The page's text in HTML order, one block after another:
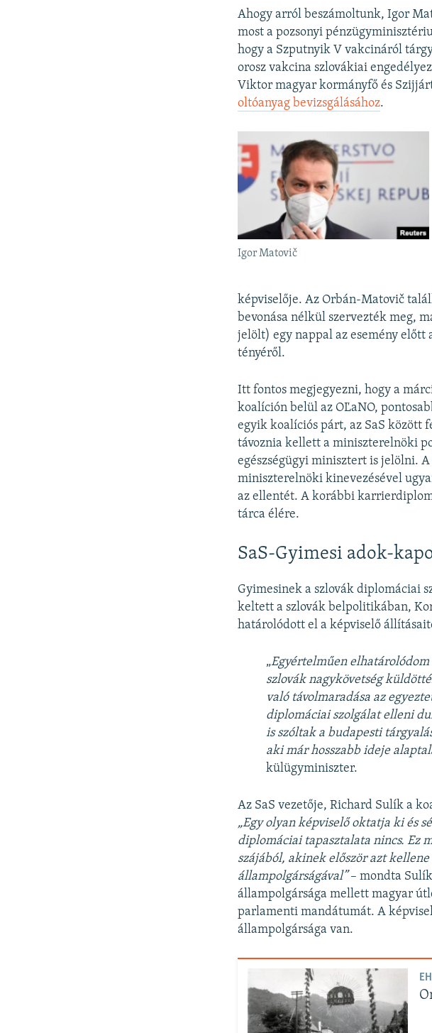
Ahogy arról beszámoltunk, Igor
most a pozsonyi
hogy a Szputnyik V vakcináról
orosz vakcina szlovákiai
Viktor magyar kormányfő és
oltóanyag bevizsgálásához.
Igor Matovič
képviselője. Az Orbán-Matovič
bevonása nélkül szervezték meg,
jelölt) egy nappal az esemény előtt
tényéről.
Itt fontos megjegyezni, hogy a
koalíción belül az OĽaNO,
egyik koalíciós párt, az SaS között
távoznia kellett a miniszterelnöki
egészségügyi minisztert is jelölni.
miniszterelnöki kinevezésével
az ellentét. A korábbi
tárca élére.
SaS-Gyimesi adok-
Gyimesinek a szlovák diplomáciai
keltett a szlovák belpolitikában,
határolódott el a képviselő
„Egyértelműen
szlovák nagykövetség
való távolmaradása az
diplomáciai szolgálat elleni
is szóltak a budapesti
aki már hosszabb ideje
külügyminiszter.
Az SaS vezetője, Richard Sulík a
„Egy olyan képviselő oktatja ki és
diplomáciai tapasztalata nincs. Ez
szájából, akinek először azt
állampolgárságával”– mondta
állampolgársága mellett magyar
parlamenti mandátumát. A
állampolgársága van.